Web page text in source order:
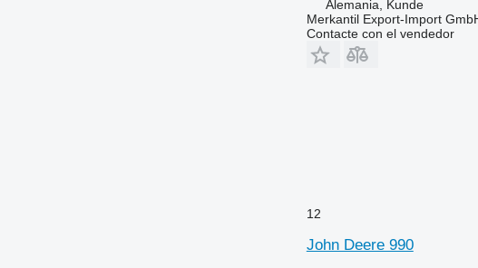
Alemania, Kunde
Merkantil Export-Import
Contacte con el vendedor
12
John Deere 990